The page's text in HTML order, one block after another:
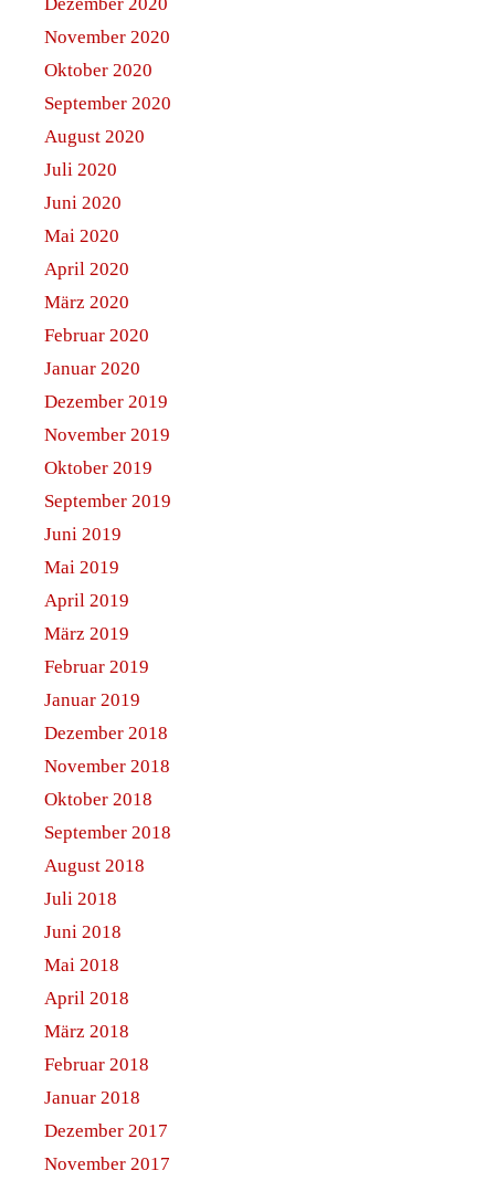
Dezember 2020
November 2020
Oktober 2020
September 2020
August 2020
Juli 2020
Juni 2020
Mai 2020
April 2020
März 2020
Februar 2020
Januar 2020
Dezember 2019
November 2019
Oktober 2019
September 2019
Juni 2019
Mai 2019
April 2019
März 2019
Februar 2019
Januar 2019
Dezember 2018
November 2018
Oktober 2018
September 2018
August 2018
Juli 2018
Juni 2018
Mai 2018
April 2018
März 2018
Februar 2018
Januar 2018
Dezember 2017
November 2017